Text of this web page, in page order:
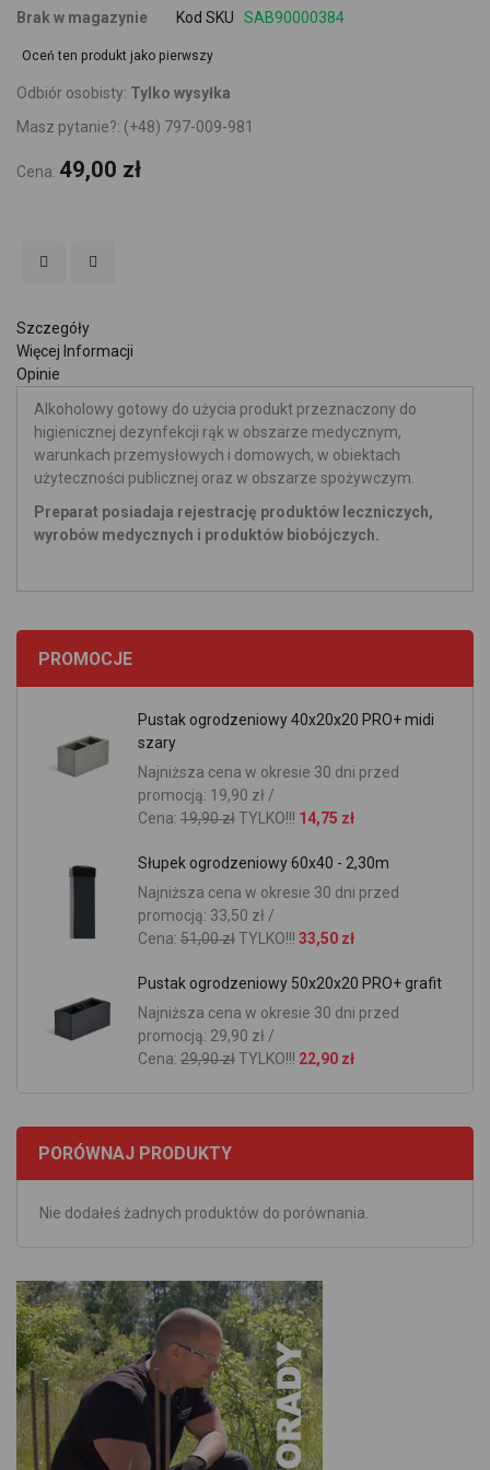
Brak w magazynie Kod SKU SAB90000384
Oceń ten produkt jako pierwszy
Odbiór osobisty: Tylko wysyłka
Masz pytanie?: (+48) 797-009-981
Cena: 49,00 zł
Szczegóły
Więcej Informacji
Opinie
Alkoholowy gotowy do użycia produkt przeznaczony do
higienicznej dezynfekcji rąk w obszarze medycznym,
warunkach przemysłowych i domowych, w obiektach
użyteczności publicznej oraz w obszarze spożywczym.
Preparat posiadaja rejestrację produktów leczniczych,
wyrobów medycznych i produktów biobójczych.
PROMOCJE
Pustak ogrodzeniowy 40x20x20 PRO+ midi
szary
Najniższa cena w okresie 30 dni przed
promocją: 19,90 zł /
Cena: 19,90 złTYLKO!!! 14,75 zł
Słupek ogrodzeniowy 60x40 - 2,30m
Najniższa cena w okresie 30 dni przed
promocją: 33,50 zł /
Cena: 51,00 złTYLKO!!! 33,50 zł
Pustak ogrodzeniowy 50x20x20 PRO+ grafit
Najniższa cena w okresie 30 dni przed
promocją: 29,90 zł /
Cena: 29,90 złTYLKO!!! 22,90 zł
PORÓWNAJ PRODUKTY
Nie dodałeś żadnych produktów do porównania.